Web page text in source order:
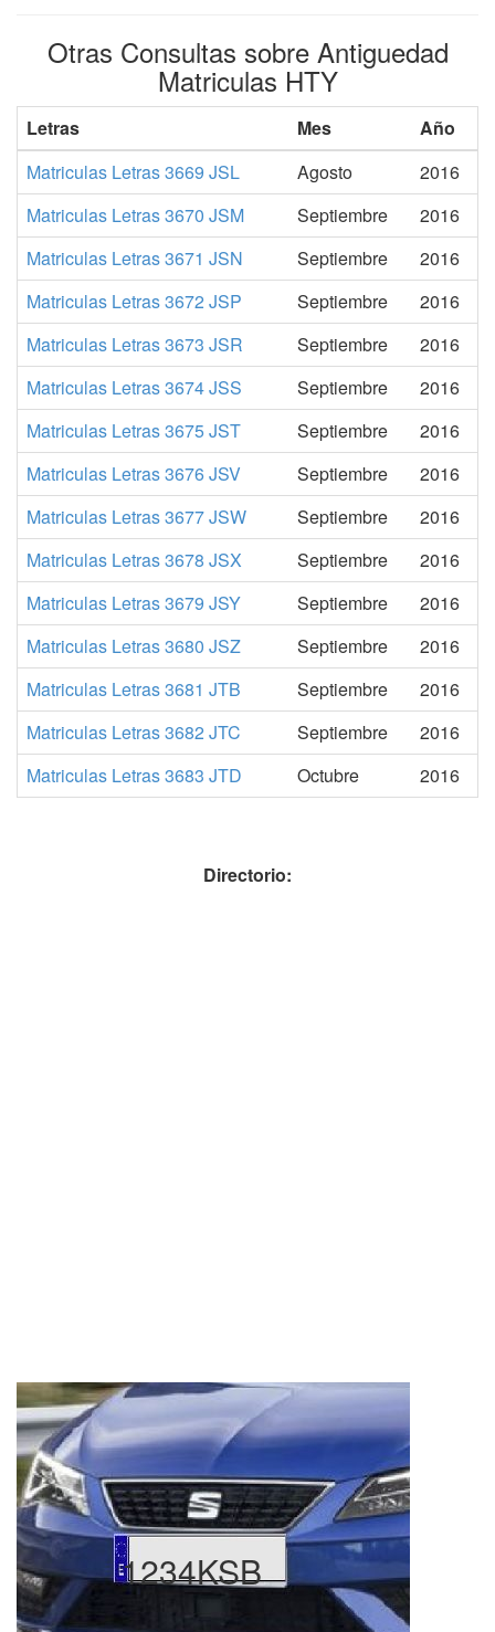
Otras Consultas sobre Antiguedad
Matriculas HTY
Letras Mes
Año
Matriculas Letras 3669 JSL
Agosto
2016
Matriculas Letras 3670 JSM
Septiembre
2016
Matriculas Letras 3671 JSN
Septiembre
2016
Matriculas Letras 3672 JSP
Septiembre
2016
Matriculas Letras 3673 JSR
Septiembre
2016
Matriculas Letras 3674 JSS
Septiembre
2016
Matriculas Letras 3675 JST
Septiembre
2016
Matriculas Letras 3676 JSV
Septiembre
2016
Matriculas Letras 3677 JSW
Septiembre
2016
Matriculas Letras 3678 JSX
Septiembre
2016
Matriculas Letras 3679 JSY
Septiembre
2016
Matriculas Letras 3680 JSZ
Septiembre
2016
Matriculas Letras 3681 JTB
Septiembre
2016
Matriculas Letras 3682 JTC
Septiembre
2016
Matriculas Letras 3683 JTD
Octubre 2016
Directorio:
1234KSB